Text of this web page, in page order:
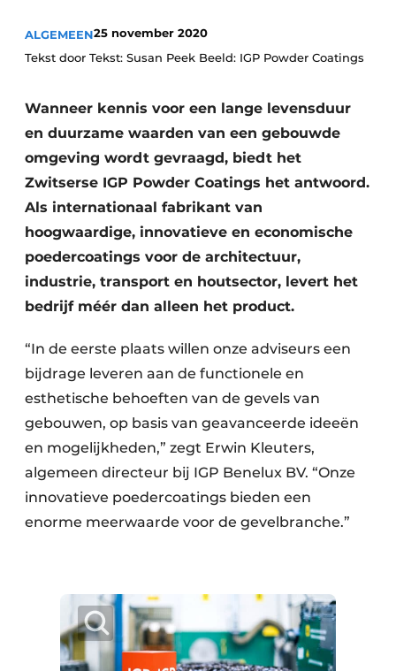
Privacy / Cookie statement
Vacatures
Video’s
ALGEMEEN25 november 2020
Tekst door Tekst: Susan Peek Beeld: IGP Powder Coatings
Wanneer kennis voor een lange levensduur
en duurzame waarden van een gebouwde
omgeving wordt gevraagd, biedt het
Zwitserse IGP Powder Coatings het antwoord.
Als internationaal fabrikant van
hoogwaardige, innovatieve en economische
poedercoatings voor de architectuur,
industrie, transport en houtsector, levert het
bedrijf méér dan alleen het product.
“In de eerste plaats willen onze adviseurs een
bijdrage leveren aan de functionele en
esthetische behoeften van de gevels van
gebouwen, op basis van geavanceerde ideeën
en mogelijkheden,” zegt Erwin Kleuters,
algemeen directeur bij IGP Benelux BV. “Onze
innovatieve poedercoatings bieden een
enorme meerwaarde voor de gevelbranche.”